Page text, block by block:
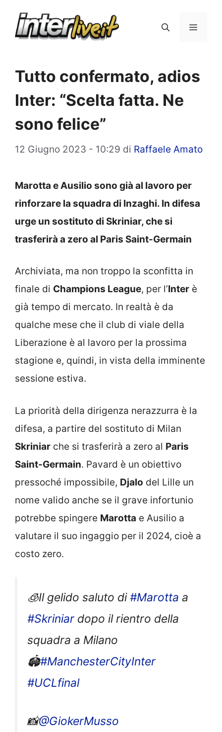
Menu
Tutto confermato, adios
Inter: “Scelta fatta. Ne
sono felice”
12 Giugno 2023 - 10:29 di Raffaele Amato
Marotta e Ausilio sono già al lavoro per
rinforzare la squadra di Inzaghi. In difesa
urge un sostituto di Skriniar, che si
trasferirà a zero al Paris Saint-Germain
Archiviata, ma non troppo la sconfitta in
finale di Champions League, per l’Inter è
già tempo di mercato. In realtà è da
qualche mese che il club di viale della
Liberazione è al lavoro per la prossima
stagione e, quindi, in vista della imminente
sessione estiva.
La priorità della dirigenza nerazzurra è la
difesa, a partire del sostituto di Milan
Skriniar che si trasferirà a zero al Paris
Saint-Germain. Pavard è un obiettivo
pressoché impossibile, Djalo del Lille un
nome valido anche se il grave infortunio
potrebbe spingere Marotta e Ausilio a
valutare il suo ingaggio per il 2024, cioè a
costo zero.
🧊Il gelido saluto di#Marotta a
#Skriniar dopo il rientro della
squadra a Milano
🏟️#ManchesterCityInter
#UCLfinal
📸@GiokerMusso